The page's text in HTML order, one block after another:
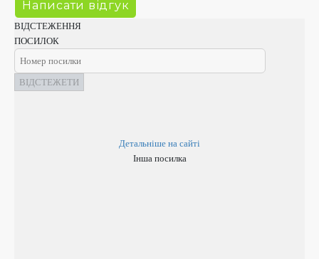
ВІДСТЕЖЕННЯ
ПОСИЛОК
ВІДСТЕЖЕТИ
Детальніше на сайті
Інша посилка